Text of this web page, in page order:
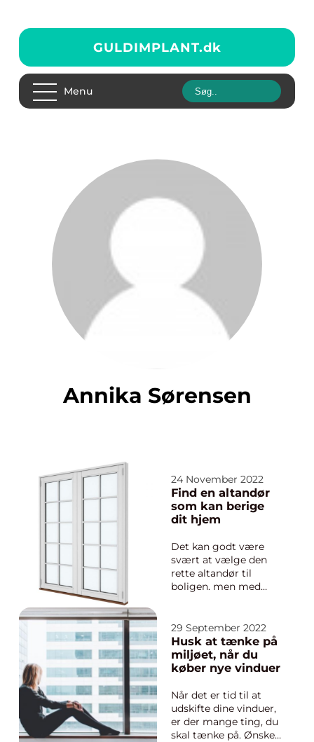
GULDIMPLANT.dk
Menu
Annika Sørensen
24 November 2022
Find en altandør
som kan berige
dit hjem
Det kan godt være
svært at vælge den
rette altandør til
boligen. men med
for dig at træffe den
rette beslutning. Lad
os først se på de
forskellige typer
altandøre kan fås i en
række forskel...
29 September 2022
Husk at tænke på
miljøet, når du
køber nye vinduer
Når det er tid til at
udskifte dine vinduer,
er der mange ting, du
skal tænke på. Ønsker